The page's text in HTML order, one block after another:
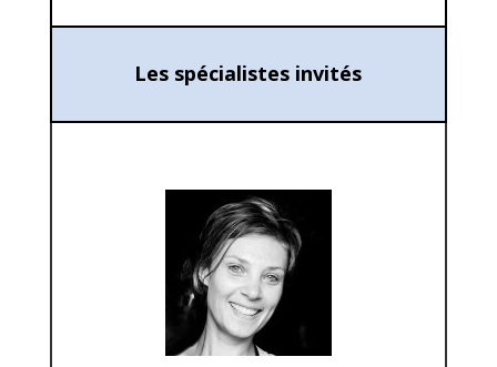
Les spécialistes invités